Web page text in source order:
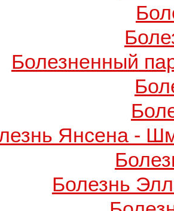
Болезненный
Янсена -
Болезнь